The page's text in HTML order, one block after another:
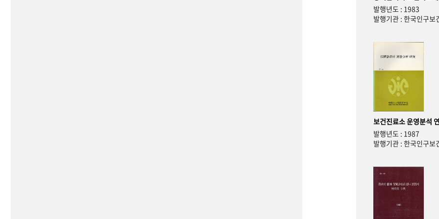
발행년도 : 1983
발행기관 : 한국인구보
보건진료소 운영분석
발행년도 : 1987
발행기관 : 한국인구보